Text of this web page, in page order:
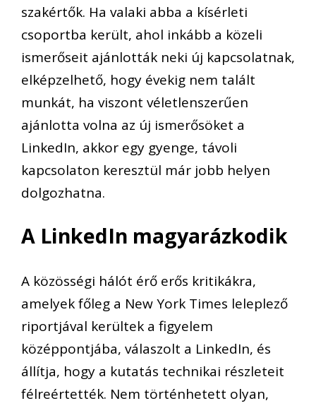
szakértők. Ha valaki abba a kísérleti
csoportba került, ahol inkább a közeli
ismerőseit ajánlották neki új kapcsolatnak,
elképzelhető, hogy évekig nem talált
munkát, ha viszont véletlenszerűen
ajánlotta volna az új ismerősöket a
LinkedIn, akkor egy gyenge, távoli
kapcsolaton keresztül már jobb helyen
dolgozhatna.
A LinkedIn magyarázkodik
A közösségi hálót érő erős kritikákra,
amelyek főleg a New York Times leleplező
riportjával kerültek a figyelem
középpontjába, válaszolt a LinkedIn, és
állítja, hogy a kutatás technikai részleteit
félreértették. Nem történhetett olyan,